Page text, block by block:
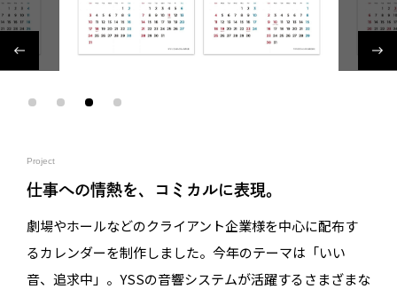
Project
仕事への情熱を、コミカルに表現。
劇場やホールなどのクライアント企業様を中心に配布す
るカレンダーを制作しました。今年のテーマは「いい
音、追求中」。YSSの音響システムが活躍するさまざまな